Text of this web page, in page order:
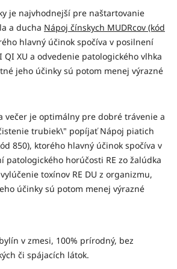
je najvhodnejší pre naštartovanie
a ducha Nápoj čínskych MUDRcov (kód
hlavný účinok spočíva v posilnení
QI XU a odvedenie patologického vlhka
jeho účinky sú potom menej výrazné
večer je optimálny pre dobré trávenie a
trubiek\" popíjať Nápoj piatich
850), ktorého hlavný účinok spočíva v
patologického horúčosti RE zo žalúdka
toxínov RE DU z organizmu,
účinky sú potom menej výrazné
v zmesi, 100% prírodný, bez
či spájacích látok.